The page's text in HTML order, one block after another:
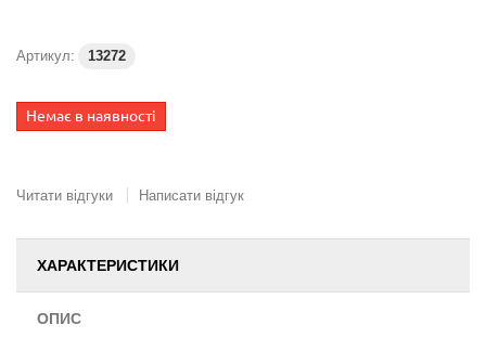
Артикул: 13272
Немає в наявності
Читати відгуки Написати відгук
ХАРАКТЕРИСТИКИ
ОПИС